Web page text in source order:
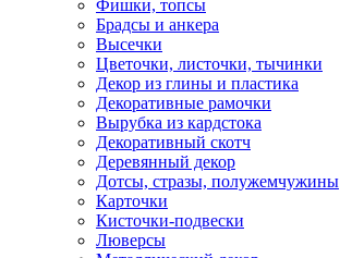
Фишки, топсы
Брадсы и анкера
Высечки
Цветочки, листочки, тычинки
Декор из глины и пластика
Декоративные рамочки
Вырубка из кардстока
Декоративный скотч
Деревянный декор
Дотсы, стразы, полужемчужины
Карточки
Кисточки-подвески
Люверсы